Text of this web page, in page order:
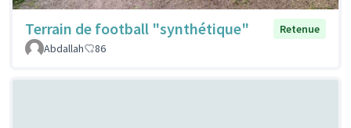
Terrain de football "synthétique"
Retenue
Abdallah
86